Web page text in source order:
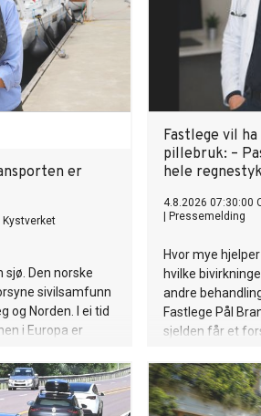
er
Kystverket
Den norske
sivilsamfunn
og Norden. I ei tid
i Europa er
fundamental del
held landet oppe.
og om det
Fastlege vil
pillebruk: –
hele
4.8.2026 07:30:00
Pressemelding
Hvor mye
hvilke
andre
Fastlege Pål
sjelden får et
muligheten for
målrettede
særlig hos